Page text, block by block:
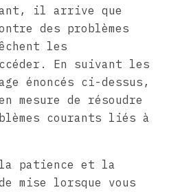
il arrive que
des problèmes
les
En suivant les
énoncés ci-dessus,
mesure de résoudre
courants liés à
la patience et la
mise lorsque vous